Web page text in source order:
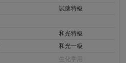
試薬特級
和光特級
和光一級
生化学用